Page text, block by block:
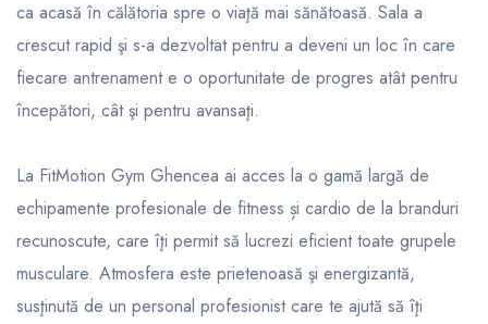
ca acasă în călătoria spre o viaţă mai sănătoasă. Sala a
crescut rapid şi s-a dezvoltat pentru a deveni un loc în care
fiecare antrenament e o oportunitate de progres atât pentru
începători, cât şi pentru avansaţi.
La FitMotion Gym Ghencea ai acces la o gamă largă de
echipamente profesionale de fitness și cardio de la branduri
recunoscute, care îţi permit să lucrezi eficient toate grupele
musculare. Atmosfera este prietenoasă şi energizantă,
susţinută de un personal profesionist care te ajută să îţi